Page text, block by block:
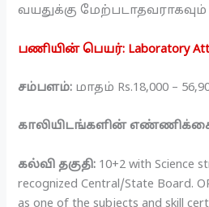
வயதுக்கு
பணியின் பெயர்: Laboratory
சம்பளம்: மாதம் Rs.18,000 –
காலியிடங்களின்
கல்வி தகுதி: 10+2 with Science
recognized Central/State Board.
as one of the subjects and skill